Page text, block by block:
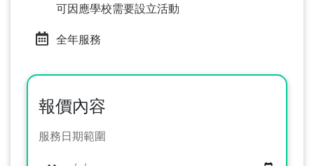
可因應學校需要設立活動
全年服務
報價內容
服務日期範圍